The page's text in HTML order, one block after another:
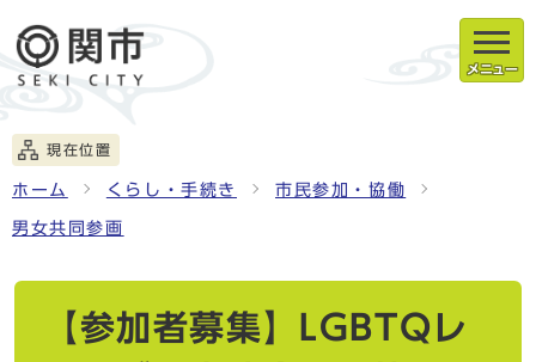
メニュー
現在位置
ホーム くらし・手続き 市民参加・協働
男女共同参画
【参加者募集】LGBTQレ